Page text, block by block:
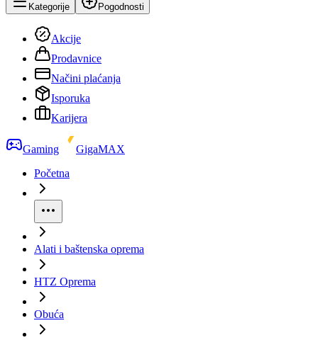
Kategorije Pogodnosti
Akcije
Prodavnice
Načini plaćanja
Isporuka
Karijera
Gaming
GigaMAX
Početna
Alati i baštenska oprema
HTZ Oprema
Obuća